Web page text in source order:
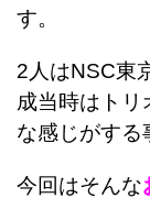
す。
2人はNSC東
成当時はト
な感じがする
今回はそんな